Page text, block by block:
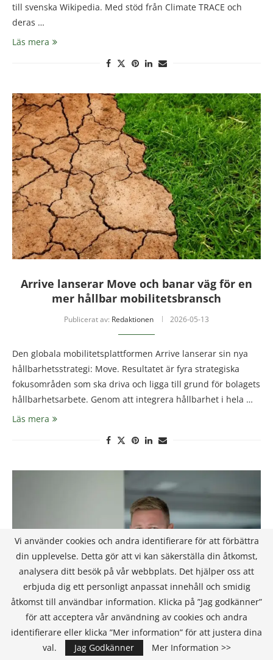
till svenska Wikipedia. Med stöd från Climate TRACE och
deras …
Läs mera
Arrive lanserar Move och banar väg för en
mer hållbar mobilitetsbransch
Publicerat av: Redaktionen 2026-05-13
Den globala mobilitetsplattformen Arrive lanserar sin nya
hållbarhetsstrategi: Move. Resultatet är fyra strategiska
fokusområden som ska driva och ligga till grund för bolagets
hållbarhetsarbete. Genom att integrera hållbarhet i hela …
Läs mera
Vi använder cookies och andra identifierare för att förbättra
din upplevelse. Detta gör att vi kan säkerställa din åtkomst,
analysera ditt besök på vår webbplats. Det hjälper oss att
erbjuda dig ett personligt anpassat innehåll och smidig
åtkomst till användbar information. Klicka på ”Jag godkänner”
för att acceptera vår användning av cookies och andra
identifierare eller klicka ”Mer information” för att justera dina
val.
Jag Godkänner Mer Information >>